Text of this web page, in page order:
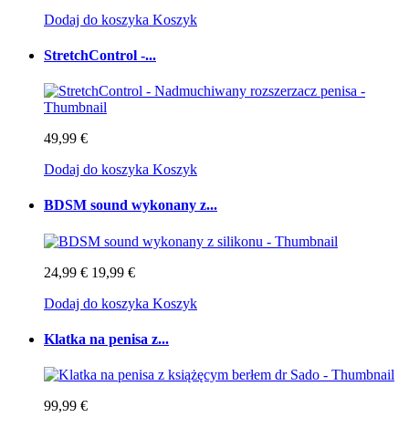
Dodaj do koszyka Koszyk
StretchControl -...
49,99 €
Dodaj do koszyka Koszyk
BDSM sound wykonany z...
24,99 € 19,99 €
Dodaj do koszyka Koszyk
Klatka na penisa z...
99,99 €